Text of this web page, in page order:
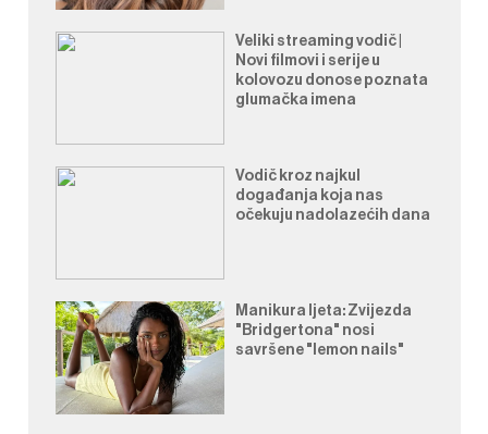
Veliki streaming vodič |
Novi filmovi i serije u
kolovozu donose poznata
glumačka imena
Vodič kroz najkul
događanja koja nas
očekuju nadolazećih dana
Manikura ljeta: Zvijezda
"Bridgertona" nosi
savršene "lemon nails"